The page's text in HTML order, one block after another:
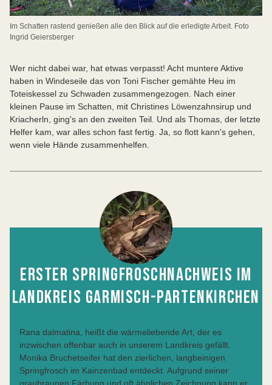
Im Schatten rastend genießen alle den Blick auf die erledigte Arbeit. Foto
Ingrid Geiersberger
Wer nicht dabei war, hat etwas verpasst! Acht muntere Aktive
haben in Windeseile das von Toni Fischer gemähte Heu im
Toteiskessel zu Schwaden zusammengezogen. Nach einer
kleinen Pause im Schatten, mit Christines Löwenzahnsirup und
Kriacherln, ging's an den zweiten Teil. Und als Thomas, der letzte
Helfer kam, war alles schon fast fertig. Ja, so flott kann's gehen,
wenn viele Hände zusammenhelfen.
ERSTER SPRINGFROSCHNACHWEIS IM
LANDKREIS GARMISCH-PARTENKIRCHEN
Rana dalmatina, heißt die wärmeliebende Art, der es
inzwischen offenbar auch in unserem Landkreis gefällt.
Monika Bruchetseifer hat den zierlichen, langbeinigen
Springfrosch im Kainzenbad entdeckt. Aufgrund seiner
graubraunen Färbung und oft ähnlichen Zeichnung kann er